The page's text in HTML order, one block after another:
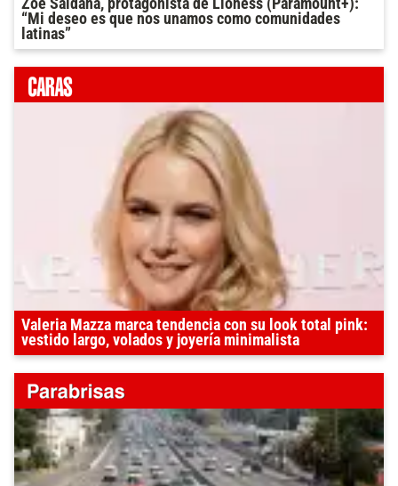
“Mi deseo es que nos unamos como comunidades
latinas”
Valeria Mazza marca tendencia con su look total pink:
vestido largo, volados y joyería minimalista